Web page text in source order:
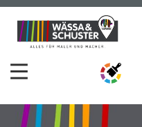
Zum
Inhalt
Zum
Navigationsmenü